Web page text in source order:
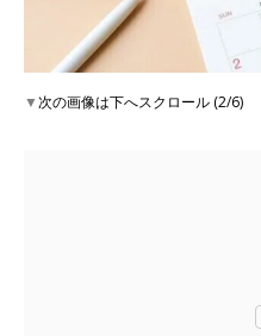
▼次の画像は下へスクロール (2/6)